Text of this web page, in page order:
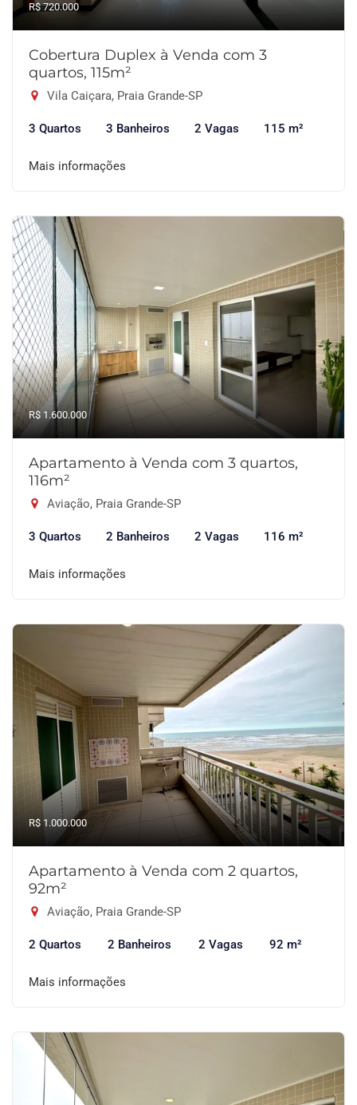
R$ 720.000
Cobertura Duplex à Venda com 3
quartos, 115m²
Vila Caiçara, Praia Grande-SP
3 Quartos 3 Banheiros 2 Vagas 115 m²
Mais informações
R$ 1.600.000
Apartamento à Venda com 3 quartos,
116m²
Aviação, Praia Grande-SP
3 Quartos 2 Banheiros 2 Vagas 116 m²
Mais informações
R$ 1.000.000
Apartamento à Venda com 2 quartos,
92m²
Aviação, Praia Grande-SP
2 Quartos 2 Banheiros 2 Vagas 92 m²
Mais informações